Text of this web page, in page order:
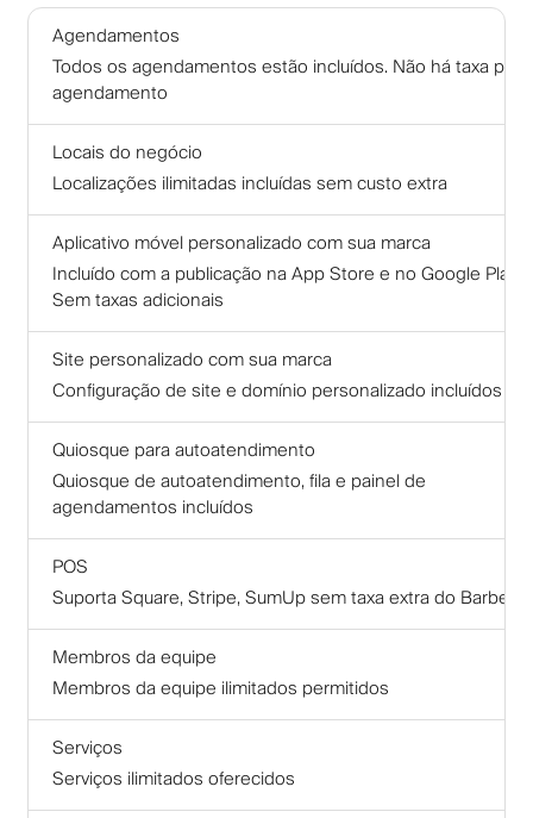
Agendamentos
Todos os agendamentos estão incluídos. Não há taxa por
agendamento
Locais do negócio
Localizações ilimitadas incluídas sem custo extra
Aplicativo móvel personalizado com sua marca
Incluído com a publicação na App Store e no Google Play.
Sem taxas adicionais
Site personalizado com sua marca
Configuração de site e domínio personalizado incluídos
Quiosque para autoatendimento
Quiosque de autoatendimento, fila e painel de
agendamentos incluídos
POS
Suporta Square, Stripe, SumUp sem taxa extra do Barberly
Membros da equipe
Membros da equipe ilimitados permitidos
Serviços
Serviços ilimitados oferecidos